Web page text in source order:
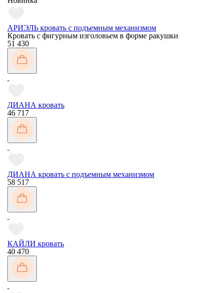
АРИЭЛЬ кровать с подъемным механизмом
Кровать с фигурным изголовьем в форме ракушки
51 430
ДИАНА кровать
46 717
ДИАНА кровать с подъемным механизмом
58 517
КАЙЛИ кровать
40 470